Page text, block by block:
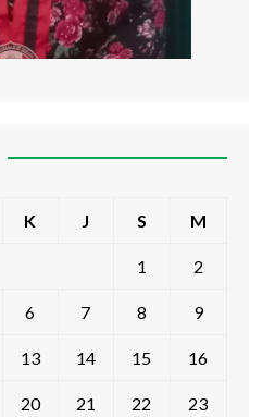
K J S M
1 2
6 7 8 9
13 14 15 16
20 21 22 23